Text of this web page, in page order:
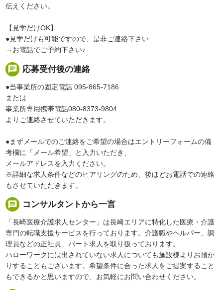
伝えください。
【見学だけOK】
●見学だけも可能ですので、是非ご連絡下さい
→お電話でご予約下さい♪
chat 応募受付後の連絡
●当事業所の固定電話 095-865-7186
または
事業所専用携帯電話080-8373-9804
よりご連絡させていただきます。
●まずメールでのご連絡をご希望の場合はエントリーフォームの備
考欄に「メール希望」と入力いただき、
メールアドレスを入力ください。
※詳細な求人条件などのヒアリングのため、後ほどお電話での連絡
もさせていただきます。
message コンサルタントから一言
「長崎医療介護求人センター」は長崎エリアに特化した医療・介護
専門の転職支援サービスを行っております。介護職やヘルパー、調
理員などの正社員、パート求人を取り扱っております。
ハローワークには出されていない求人についても施設様よりお預か
りすることもございます。希望条件に合った求人をご提案すること
もできるかと思いますので、お気軽にお問い合わせください。